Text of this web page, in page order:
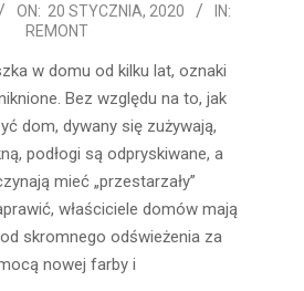
ON: 20 STYCZNIA, 2020
IN:
REMONT
w domu od kilku lat, oznaki
Bez względu na to, jak
dom, dywany się zużywają,
podłogi są odpryskiwane, a
mieć „przestarzały”
właściciele domów mają
skromnego odświeżenia za
nowej farby i